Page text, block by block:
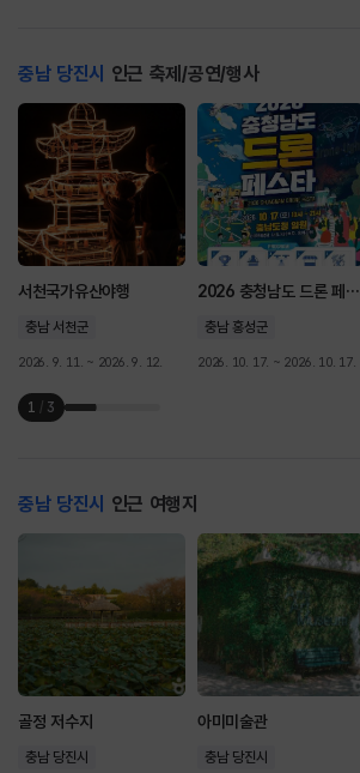
충남 당진시 인근 축제/공연/행사
서천국가유산야행
충남 서천군
2026. 9. 11. ~ 2026. 9. 12.
2026 충청남도 드론 페스타
충남 홍성군
2026. 10. 17. ~ 2026. 10. 17.
1 / 3
충남 당진시 인근 여행지
골정 저수지
충남 당진시
아미미술관
충남 당진시